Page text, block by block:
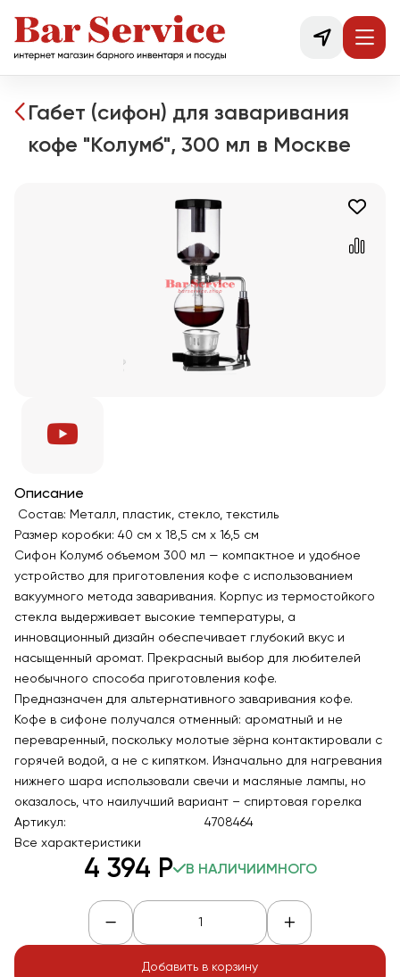
Габет (сифон) для заваривания
кофе "Колумб", 300 мл в Москве
Описание
Состав: Металл, пластик, стекло, текстиль
Размер коробки: 40 см х 18,5 см х 16,5 см
Сифон Колумб объемом 300 мл — компактное и удобное
устройство для приготовления кофе с использованием
вакуумного метода заваривания. Корпус из термостойкого
стекла выдерживает высокие температуры, а
инновационный дизайн обеспечивает глубокий вкус и
насыщенный аромат. Прекрасный выбор для любителей
необычного способа приготовления кофе.
Предназначен для альтернативного заваривания кофе.
Кофе в сифоне получался отменный: ароматный и не
переваренный, поскольку молотые зёрна контактировали с
горячей водой, а не с кипятком. Изначально для нагревания
нижнего шара использовали свечи и масляные лампы, но
оказалось, что наилучший вариант – спиртовая горелка
Артикул:
4708464
Все характеристики
4 394 Р В НАЛИЧИИ МНОГО
Добавить в корзину